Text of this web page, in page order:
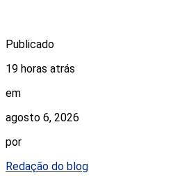
Publicado
19 horas atrás
em
agosto 6, 2026
por
Redação do blog